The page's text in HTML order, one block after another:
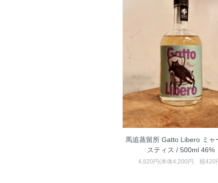
馬追蒸留所 Gatto Libero ミャ
スティス / 500ml 46%
4,620円(本体4,200円、税420